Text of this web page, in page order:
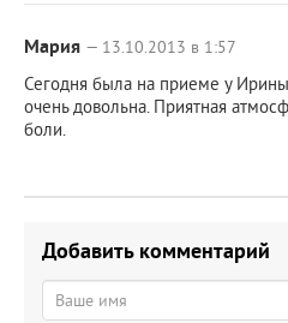
Мария — 13.10.2013 в 1:57
Сегодня была на приеме у
очень довольна. Приятная
боли.
Добавить комментарий